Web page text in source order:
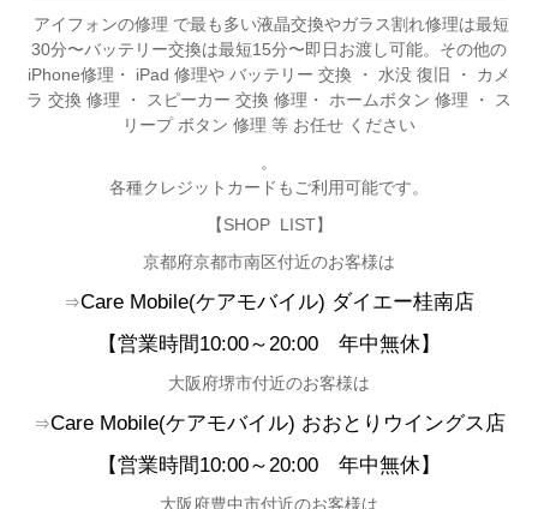
アイフォンの修理 で最も多い液晶交換やガラス割れ修理は最短
30分〜バッテリー交換は最短15分〜即日お渡し可能。その他の
iPhone修理・ iPad 修理や バッテリー 交換 ・ 水没 復旧 ・ カメ
ラ 交換 修理 ・ スピーカー 交換 修理・ ホームボタン 修理 ・ ス
リープ ボタン 修理 等 お任せ ください
。
各種クレジットカードもご利用可能です。
【SHOP LIST】
京都府京都市南区付近のお客様は
⇒Care Mobile(ケアモバイル) ダイエー桂南店
【営業時間10:00～20:00 年中無休】
大阪府堺市付近のお客様は
⇒Care Mobile(ケアモバイル) おおとりウイングス店
【営業時間10:00～20:00 年中無休】
大阪府豊中市付近のお客様は